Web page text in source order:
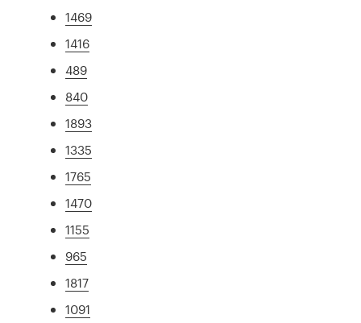
1469
1416
489
840
1893
1335
1765
1470
1155
965
1817
1091